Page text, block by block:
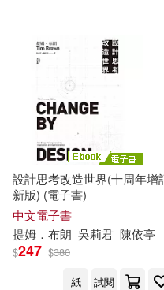
出版社 (可複選)
Ingram(4) 聯
Harperbusiness(1)
設計思考改造世界(十周年增
新版) (電子書)
中文電子書
提姆．布朗 吳莉君 陳依亭
$247 $380
紙
試閱